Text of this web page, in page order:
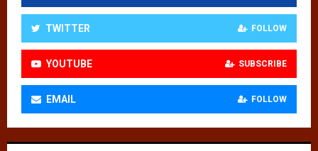
TWITTER FOLLOW
YOUTUBE SUBSCRIBE
EMAIL FOLLOW